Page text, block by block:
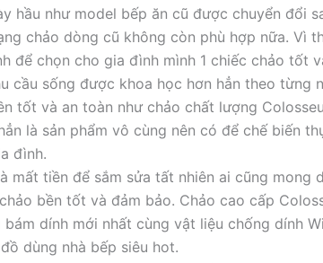
hầu như model bếp ăn cũ được chuyển đổi
chảo dòng cũ không còn phù hợp nữa. Vì
để chọn cho gia đình mình 1 chiếc chảo tốt
cầu sống được khoa học hơn hẳn theo từng
tốt và an toàn như chảo chất lượng
là sản phẩm vô cùng nên có để chế biến
đình.
mất tiền để sắm sửa tất nhiên ai cũng mong
bền tốt và đảm bảo. Chảo cao cấp
bám dính mới nhất cùng vật liệu chống dính
dùng nhà bếp siêu hot.